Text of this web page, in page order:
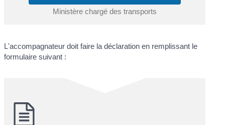
Ministère chargé des transports
L'accompagnateur doit faire la déclaration en remplissant le
formulaire suivant :